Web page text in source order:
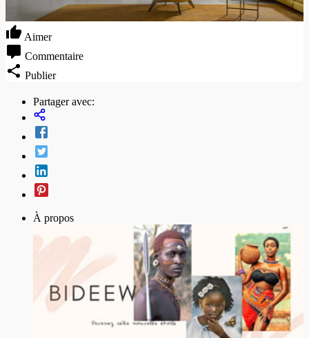
Aimer
Commentaire
Publier
Partager avec:
À propos